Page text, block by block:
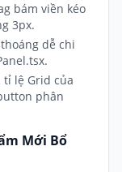
bám viền kéo
3px.
dễ chi
lệ Grid của
phân
Mới Bổ